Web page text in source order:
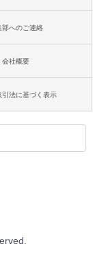
部へのご連絡
会社概要
引法に基づく表示